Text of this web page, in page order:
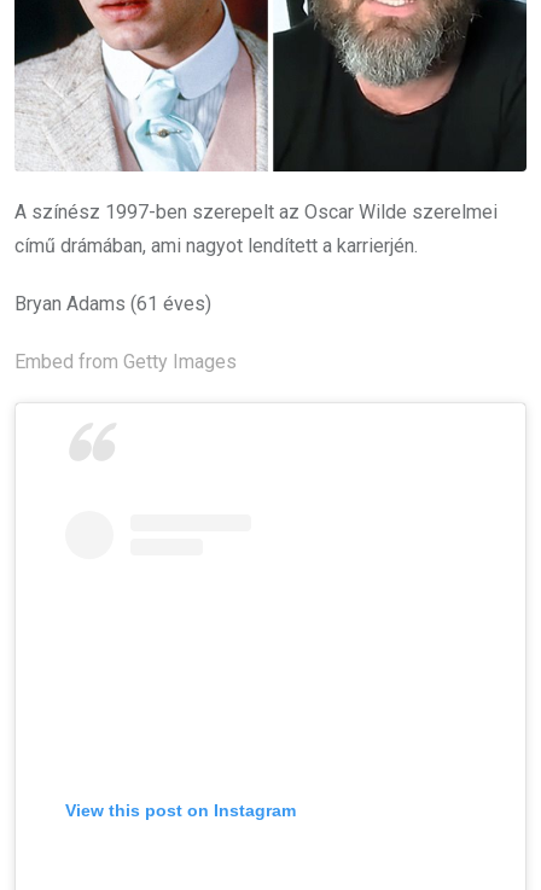
A színész 1997-ben szerepelt az Oscar Wilde szerelmei
című drámában, ami nagyot lendített a karrierjén.
Bryan Adams (61 éves)
Embed from Getty Images
View this post on Instagram